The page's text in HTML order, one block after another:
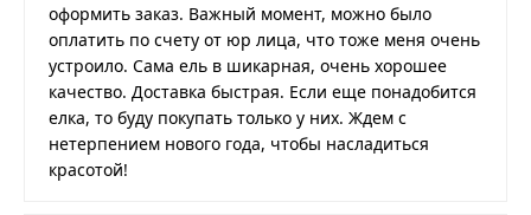
оформить заказ. Важный момент, можно было
оплатить по счету от юр лица, что тоже меня очень
устроило. Сама ель в шикарная, очень хорошее
качество. Доставка быстрая. Если еще понадобится
елка, то буду покупать только у них. Ждем с
нетерпением нового года, чтобы насладиться
красотой!